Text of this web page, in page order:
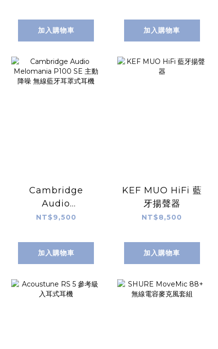
加入購物車 加入購物車
Cambridge
Audio
Melomania P100
藍牙耳罩式耳機
NT$9,500
加入購物車
KEF MUO HiFi 藍
牙揚聲器
NT$8,500
加入購物車